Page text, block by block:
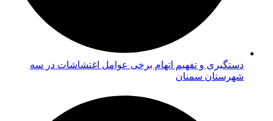
دستگیری و تفهیم اتهام برخی عوامل اغتشاشات در سه
شهرستان سمنان